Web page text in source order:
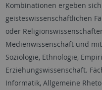
Kombinationen ergeben
geisteswissenschaftlichen
oder
Medienwissenschaft und
Soziologie, Ethnologie,
Erziehungswissenschaft.
Informatik, Allgemeine